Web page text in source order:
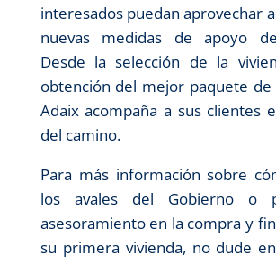
interesados puedan aprovechar
nuevas medidas de apoyo
Desde la selección de la
obtención del mejor paquete de
Adaix acompaña a sus clientes
del camino.
Para más información sobre
los avales del Gobierno o
asesoramiento en la compra y
su primera vivienda, no dude